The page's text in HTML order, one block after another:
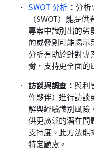
SWOT 分析 ： 分析
（SWOT）能提
專案中識別出的劣
的威脅則可能揭示
分析有助於針對專
脅，支持更全面的
訪談與調查：與利
作夥伴）進行訪談
解與經驗識別風險
供更廣泛的潛在問
支持度。此方法能
特定顧慮。